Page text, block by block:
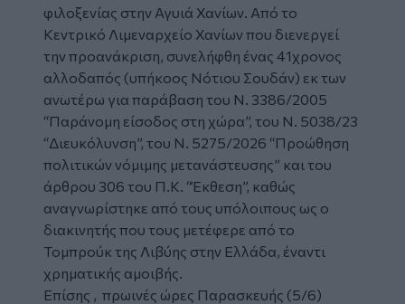
φιλοξενίας στην Αγυιά Χανίων. Από το
Κεντρικό Λιμεναρχείο Χανίων που διενεργεί
την προανάκριση, συνελήφθη ένας 41χρονος
αλλοδαπός (υπήκοος Νότιου Σουδάν) εκ των
ανωτέρω για παράβαση του Ν. 3386/2005
“Παράνομη είσοδος στη χώρα”, του Ν. 5038/23
“Διευκόλυνση”, του Ν. 5275/2026 “Προώθηση
πολιτικών νόμιμης μετανάστευσης” και του
άρθρου 306 του Π.Κ. “Έκθεση”, καθώς
αναγνωρίστηκε από τους υπόλοιπους ως ο
διακινητής που τους μετέφερε από το
Τομπρούκ της Λιβύης στην Ελλάδα, έναντι
χρηματικής αμοιβής.
Επίσης , πρωινές ώρες Παρασκευής (5/6)